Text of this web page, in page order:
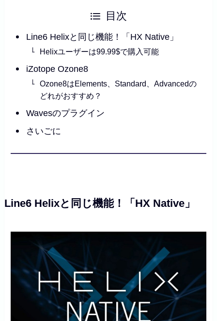
目次
Line6 Helixと同じ機能！「HX Native」
Helixユーザーは99.99$で購入可能
iZotope Ozone8
Ozone8はElements、Standard、Advancedの
どれがおすすめ？
Wavesのプラグイン
さいごに
Line6 Helixと同じ機能！「HX Native」